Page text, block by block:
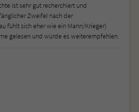
ist sehr gut recherchiert und
Zweifel nach der
fühlt sich eher wie ein Mann/Krieger)
gelesen und würde es weiterempfehlen.